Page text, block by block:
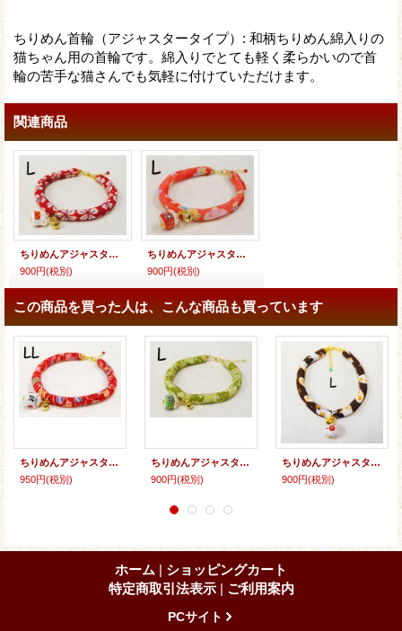
ちりめん首輪（アジャスタータイプ） : 和柄ちりめん綿入りの
猫ちゃん用の首輪です。綿入りでとても軽く柔らかいので首
輪の苦手な猫さんでも気軽に付けていただけます。
関連商品
ちりめんアジャスター★招き猫
900円(税別)
ちりめんアジャスター★招き猫
900円(税別)
この商品を買った人は、こんな商品も買っています
ちりめんアジャスター★招き猫『財』
950円(税別)
ちりめんアジャスター★招き猫『財』
900円(税別)
ちりめんアジャスター（猫柄）★招き猫『財』
900円(税別)
ホーム | ショッピングカート
特定商取引法表示 | ご利用案内
PCサイト